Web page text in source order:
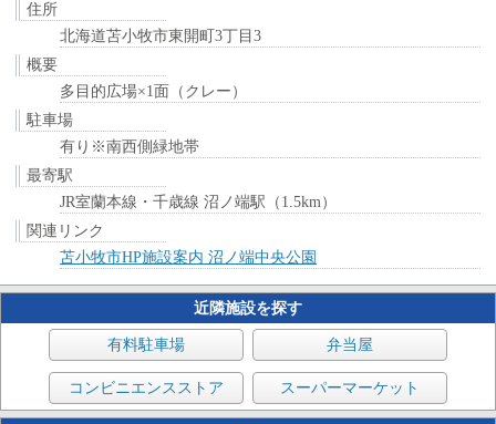
住所
北海道苫小牧市東開町3丁目3
概要
多目的広場×1面（クレー）
駐車場
有り※南西側緑地帯
最寄駅
JR室蘭本線・千歳線 沼ノ端駅（1.5km）
関連リンク
苫小牧市HP施設案内 沼ノ端中央公園
近隣施設を探す
有料駐車場 弁当屋
コンビニエンスストア スーパーマーケット